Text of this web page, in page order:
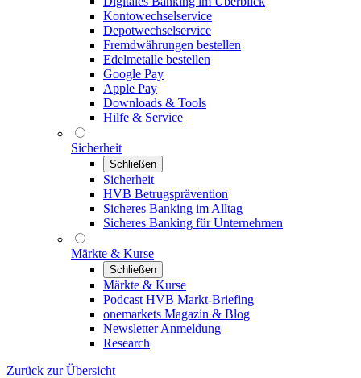
Kontowechselservice
Depotwechselservice
Fremdwährungen bestellen
Edelmetalle bestellen
Google Pay
Apple Pay
Downloads & Tools
Hilfe & Service
Sicherheit
Schließen
Sicherheit
HVB Betrugsprävention
Sicheres Banking im Alltag
Sicheres Banking für Unternehmen
Märkte & Kurse
Schließen
Märkte & Kurse
Podcast HVB Markt-Briefing
onemarkets Magazin & Blog
Newsletter Anmeldung
Research
Zurück zur Übersicht